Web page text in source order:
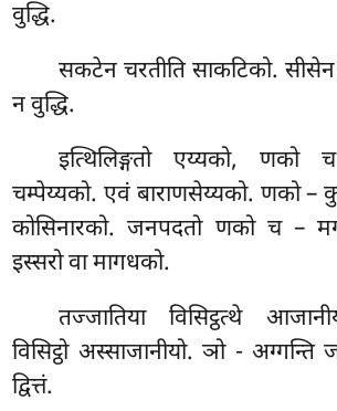
वुद्धि.
सकटेन चरतीति साकटिको. सीसेन
न वुद्धि.
इत्थिलिङ्गतो एय्यको, णको
चम्पेय्यको. एवं बाराणसेय्यको. णको –
कोसिनारको. जनपदतो णको च –
इस्सरो वा मागधको.
तज्जातियाविसिट्ठत्थे
विसिट्ठो अस्साजानीयो. ञो -
द्वित्तं.